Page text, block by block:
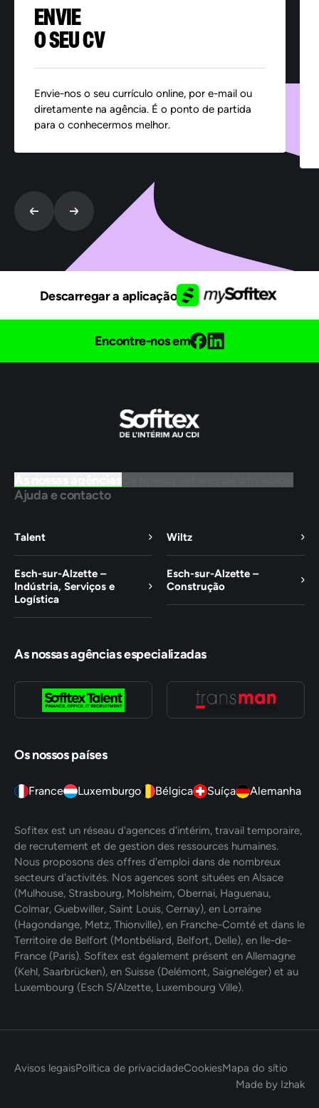
ENVIE
O SEU CV
Envie-nos o seu currículo online, por e-mail ou
diretamente na agência. É o ponto de partida
para o conhecermos melhor.
Descarregar a aplicação
Encontre-nos em
Ajuda e contacto
Talent Wiltz
Esch-sur-Alzette –
Indústria, Serviços e
Logística
Esch-sur-Alzette –
Construção
As nossas agências especializadas
Os nossos países
France Luxemburgo Bélgica Suíça Alemanha
Sofitex est un réseau d'agences d'intérim, travail temporaire,
de recrutement et de gestion des ressources humaines.
Nous proposons des offres d'emploi dans de nombreux
secteurs d'activités. Nos agences sont situées en Alsace
(Mulhouse, Strasbourg, Molsheim, Obernai, Haguenau,
Colmar, Guebwiller, Saint Louis, Cernay), en Lorraine
(Hagondange, Metz, Thionville), en Franche-Comté et dans le
Territoire de Belfort (Montbéliard, Belfort, Delle), en Ile-de-
France (Paris). Sofitex est également présent en Allemagne
(Kehl, Saarbrücken), en Suisse (Delémont, Saigneléger) et au
Luxembourg (Esch S/Alzette, Luxembourg Ville).
Avisos legaisPolítica de privacidadeCookiesMapa do sítio
Made by Izhak